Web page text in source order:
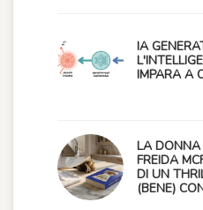
IA
IMPARA A
LA DONNA
FREIDA
DI UN
(BENE)